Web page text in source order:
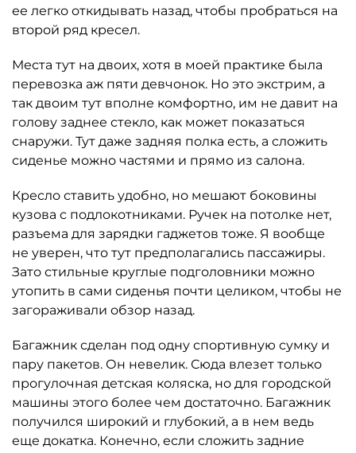
ее легко откидывать назад, чтобы пробраться на
второй ряд кресел.
Места тут на двоих, хотя в моей практике была
перевозка аж пяти девчонок. Но это экстрим, а
так двоим тут вполне комфортно, им не давит на
голову заднее стекло, как может показаться
снаружи. Тут даже задняя полка есть, а сложить
сиденье можно частями и прямо из салона.
Кресло ставить удобно, но мешают боковины
кузова с подлокотниками. Ручек на потолке нет,
разъема для зарядки гаджетов тоже. Я вообще
не уверен, что тут предполагались пассажиры.
Зато стильные круглые подголовники можно
утопить в сами сиденья почти целиком, чтобы не
загораживали обзор назад.
Багажник сделан под одну спортивную сумку и
пару пакетов. Он невелик. Сюда влезет только
прогулочная детская коляска, но для городской
машины этого более чем достаточно. Багажник
получился широкий и глубокий, а в нем ведь
еще докатка. Конечно, если сложить задние